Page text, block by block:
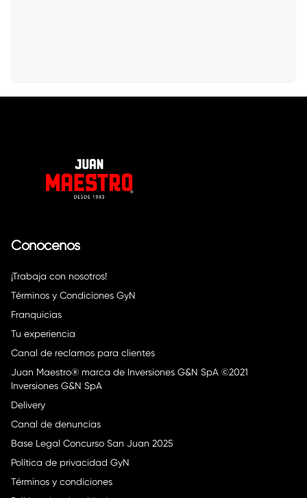
Conócenos
¡Trabaja con nosotros!
Términos y Condiciones GyN
Franquicias
Tu experiencia
Canal de reclamos para clientes
Juan Maestro® marca de Inversiones G&N SpA ©2021
Inversiones G&N SpA
Delivery
Canal de denuncias
Base Legal Concurso San Juan 2025
Política de privacidad GyN
Términos y condiciones